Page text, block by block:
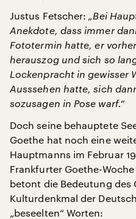
Justus Fetscher: „Bei
Anekdote, dass immer
Fototermin hatte, er
herauszog und sich so
Lockenpracht in gewisser
Ausssehen hatte, sich
sozusagen in Pose warf.“
Doch seine behauptete
Goethe hat noch eine
Hauptmanns im Februar
Frankfurter Goethe-
betont die Bedeutung des
Kulturdenkmal der
„beseelten“ Worten: